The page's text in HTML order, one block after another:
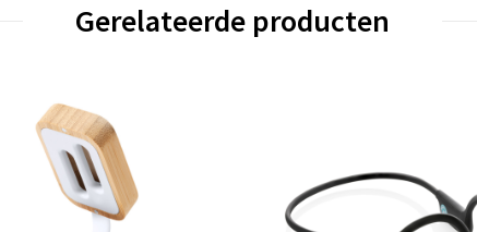
Gerelateerde producten